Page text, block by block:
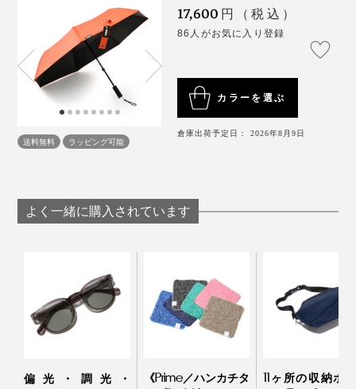
どのカラーも、ハンドルと傘の内側はブラックです。
送料無料 ラッピング可能
17,600 円（税込）
86人がお気に入り登録
カラーを選ぶ
倉庫出荷予定日： 2026年8月9日
よく一緒に購入されています
偏光・調光・
《Prime／ハンカチタ
11ヶ所の収納ポ